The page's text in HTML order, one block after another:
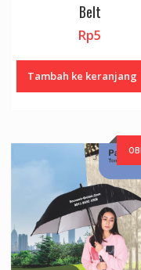
Belt
Rp5
Tambah ke keranjang